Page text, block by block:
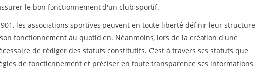
le bon fonctionnement d'un club sportif.
les associations sportives peuvent en toute liberté définir leur structure
fonctionnement au quotidien. Néanmoins, lors de la création d'une
de rédiger des statuts constitutifs. C'est à travers ses statuts que
de fonctionnement et préciser en toute transparence ses informations